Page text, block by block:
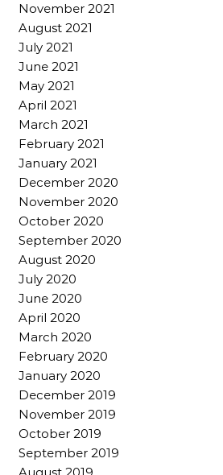
November 2021
August 2021
July 2021
June 2021
May 2021
April 2021
March 2021
February 2021
January 2021
December 2020
November 2020
October 2020
September 2020
August 2020
July 2020
June 2020
April 2020
March 2020
February 2020
January 2020
December 2019
November 2019
October 2019
September 2019